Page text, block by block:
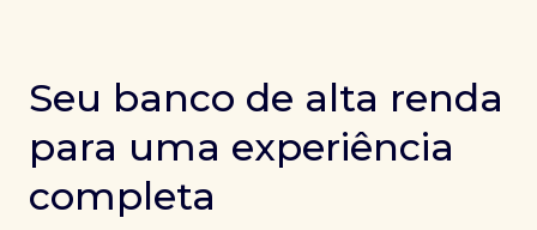
Seu banco de alta renda
para uma experiência
completa